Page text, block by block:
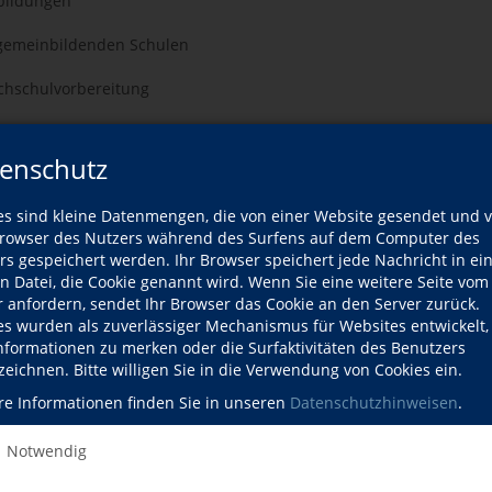
sind kleine Datenmengen, die von einer Website gesendet und
des Nutzers während des Surfens auf dem Computer des
gespeichert werden. Ihr Browser speichert jede Nachricht in
Datei, die Cookie genannt wird. Wenn Sie eine weitere Seite vom
anfordern, sendet Ihr Browser das Cookie an den Server zurück.
wurden als zuverlässiger Mechanismus für Websites
zu merken oder die Surfaktivitäten des Benutzers
Bitte willigen Sie in die Verwendung von Cookies ein.
Informationen finden Sie in unseren Datenschutzhinweisen.
Notwendig
Schulen
mit eigenem PKW
Freude an Kommunikation und Teamarbeit, gute
mit freundlichen und engagierten Menschen den
in Anlehnung an den Tarifvertrag für den
30.06.2025 mit Angabe des frühestmöglichen
der Musikschule Pforzheim, Herrn Andreas Michel,